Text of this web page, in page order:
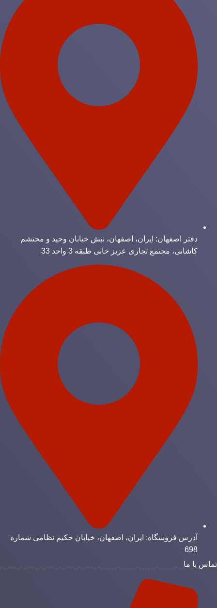
دفتر اصفهان: ایران، اصفهان، نبش خیابان وحید و محتشم
کاشانی، مجتمع تجاری عزیز خانی طبقه 3 واحد 33
آدرس فروشگاه: ایران، اصفهان، خیابان حکیم نظامی شماره
698
با ما